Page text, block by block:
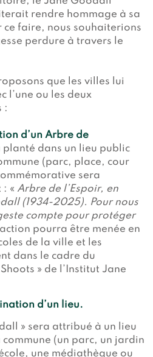
rendre hommage à sa
ce faire, nous souhaiterions
perdure à travers le
que les villes lui
l’une ou les deux
:
d’un Arbre de
planté dans un lieu public
(parc, place, cour
sera
« Arbre de l’Espoir, en
(1934-2025). Pour nous
compte pour protéger
pourra être menée en
de la ville et les
dans le cadre du
» de l’Institut Jane
d’un lieu.
» sera attribué à un lieu
(un parc, un jardin
une médiathèque ou